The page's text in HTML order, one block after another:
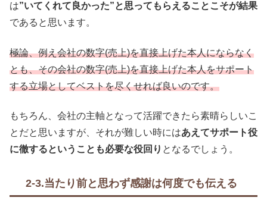
は”いてくれて良かった”と思ってもらえることこそが結果
であると思います。
極論、例え会社の数字(売上)を直接上げた本人にならなく
とも、その会社の数字(売上)を直接上げた本人をサポート
する立場としてベストを尽くせれば良いのです。
もちろん、会社の主軸となって活躍できたら素晴らしいこ
とだと思いますが、それが難しい時にはあえてサポート役
に徹するということも必要な役回り となるでしょう。
2-3.当たり前と思わず感謝は何度でも伝える